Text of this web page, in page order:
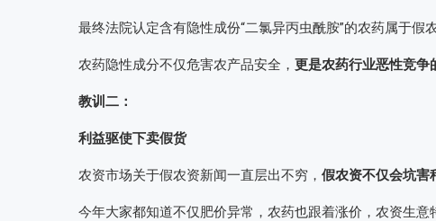
最终法院认定含有隐性成份“二氯异丙虫酰胺”的农药属于假
农药隐性成分不仅危害农产品安全， 更是农药行业恶性竞争
教训二：
利益驱使下卖假货
农资市场关于假农资新闻一直层出不穷， 假农资不仅会坑害
今年大家都知道不仅肥价异常，农药也跟着涨价，农资生